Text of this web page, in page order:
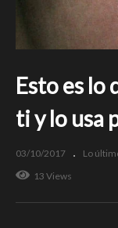
Esto es lo
ti y lo usa
03/10/2017 Lo
13 Views